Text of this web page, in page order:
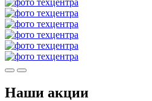
Наши акции